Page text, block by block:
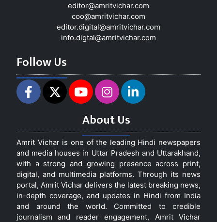
editor@amritvichar.com
coo@amritvichar.com
editor.digital@amritvichar.com
info.digtal@amritvichar.com
Follow Us
About Us
Amrit Vichar is one of the leading Hindi newspapers
and media houses in Uttar Pradesh and Uttarakhand,
with a strong and growing presence across print,
digital, and multimedia platforms. Through its news
portal, Amrit Vichar delivers the latest breaking news,
in-depth coverage, and updates in Hindi from India
and around the world. Committed to credible
journalism and reader engagement, Amrit Vichar